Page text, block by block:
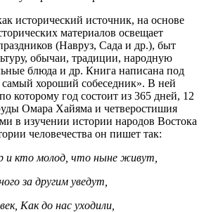
исторический источник, на основе
материалов освещает
(Навруз, Сада и др.), быт
обычаи, традиции, народную
блюда и др. Книга написана под
хороший собеседник». В ней
которому год состоит из 365 дней, 12
Омара Хайяма и четверостишия
в изучении истории народов Востока
человечества он пишет так:
и кто молод, что ныне живут,
за другим уведут,
Как до нас уходили,